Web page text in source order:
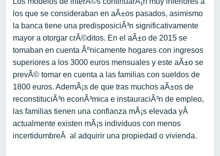
los que se consideraban en aÃ±os pasados, asimismo
la banca tiene una predisposiciÃ³n significativamente
mayor a otorgar crÃ©ditos. En el aÃ±o de 2015 se
tomaban en cuenta Ãºnicamente hogares con ingresos
superiores a los 3000 euros mensuales y este aÃ±o se
prevÃ© tomar en cuenta a las familias con sueldos de
1800 euros. AdemÃ¡s de que tras muchos aÃ±os de
reconstituciÃ³n econÃ³mica e instauraciÃ³n de empleo,
las familias tienen una confianza mÃ¡s elevada yÂ
actualmente existen mÃ¡s individuos con menos
incertidumbreÂ al adquirir una propiedad o vivienda.